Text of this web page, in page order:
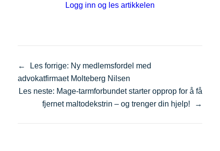
Logg inn og les artikkelen
← Les forrige: Ny medlemsfordel med
advokatfirmaet Molteberg Nilsen
Les neste: Mage‑tarmforbundet starter opprop for å få
fjernet maltodekstrin – og trenger din hjelp!
→